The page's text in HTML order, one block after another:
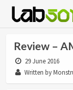
Review –
29 June 2016
Written by